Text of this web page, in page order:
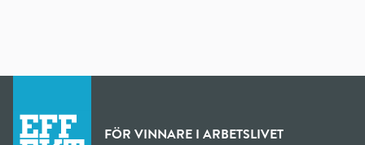
FÖR VINNARE I ARBETSLIVET